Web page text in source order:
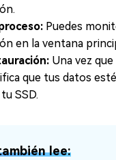
Puedes
en la ventana
Una vez
que tus datos
SSD.
lee: